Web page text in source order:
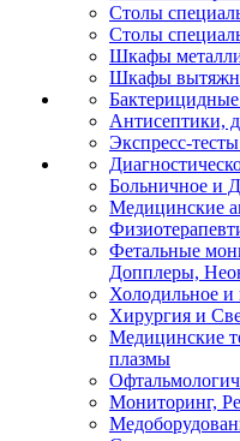
Столы
Столы
Шкафы
Шкафы
Антисептики,
Экспресс-
Больничное и
Медицинские
Фетальные
Допплеры,
Холодильное и
Хирургия и
Медицинские
плазмы
Мониторинг,